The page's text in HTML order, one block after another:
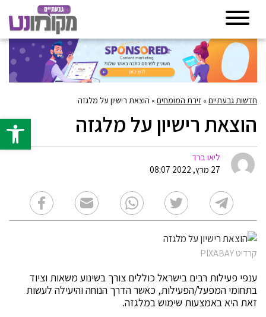
פתח
חדשות גבעתיים» זירת המומחים» הוצאת רישיון על מלגזה
הוצאת רישיון על מלגזה
ליאו ברד
27 מרץ, 2022 08:07
קרדיט PIXABAY
ענפי פעילות רבים בישראל כוללים צורך בשינוע משאות וציוד
בתחומי המפעל/הפעילות, כאשר הדרך הנוחה והיעילה לעשות
זאת היא באמצעות שימוש במלגזה.